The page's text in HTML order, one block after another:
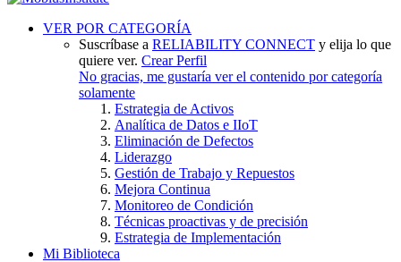
VER POR CATEGORÍA
Suscríbase a RELIABILITY CONNECT y elija lo que
quiere ver. Crear Perfil
No gracias, me gustaría ver el contenido por categoría
solamente
Estrategia de Activos
Analítica de Datos e IIoT
Eliminación de Defectos
Liderazgo
Gestión de Trabajo y Repuestos
Mejora Continua
Monitoreo de Condición
Técnicas proactivas y de precisión
Estrategia de Implementación
Mi Biblioteca